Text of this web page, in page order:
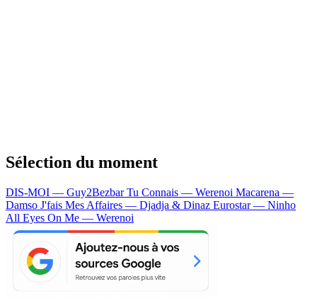
Sélection du moment
DIS-MOI — Guy2BezbarTu Connais — Werenoi Macarena —
Damso J'fais Mes Affaires — Djadja & Dinaz Eurostar — Ninho
All Eyes On Me — Werenoi